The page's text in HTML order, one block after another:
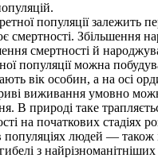
популяції залежить
смертності. Збільшення
смертності й
популяції можна
вік особин, а на осі
виживання умовно
В природі таке
на початкових стадіях
популяціях людей —
з